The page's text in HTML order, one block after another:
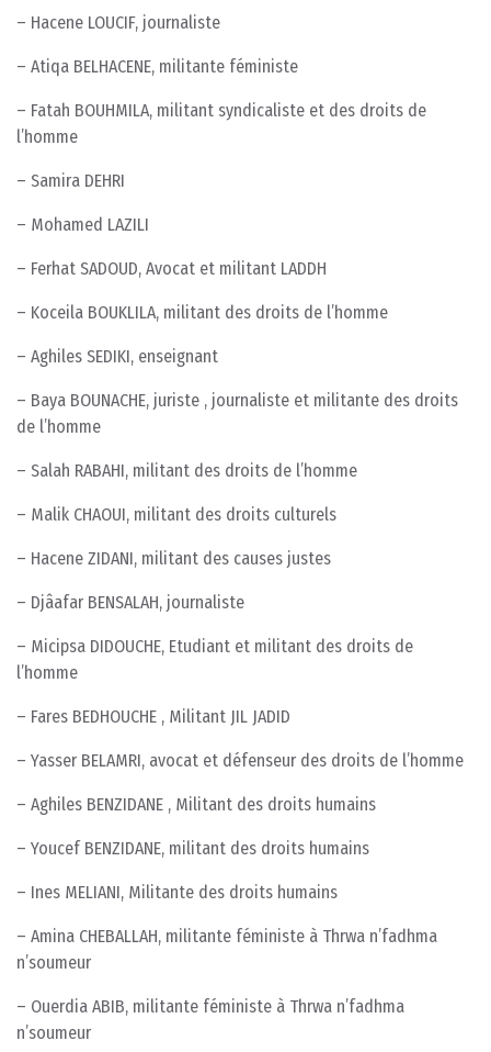
– Hacene LOUCIF, journaliste
– Atiqa BELHACENE, militante féministe
– Fatah BOUHMILA, militant syndicaliste et des droits de
l’homme
– Samira DEHRI
– Mohamed LAZILI
– Ferhat SADOUD, Avocat et militant LADDH
– Koceila BOUKLILA, militant des droits de l’homme
– Aghiles SEDIKI, enseignant
– Baya BOUNACHE, juriste , journaliste et militante des droits
de l’homme
– Salah RABAHI, militant des droits de l’homme
– Malik CHAOUI, militant des droits culturels
– Hacene ZIDANI, militant des causes justes
– Djâafar BENSALAH, journaliste
– Micipsa DIDOUCHE, Etudiant et militant des droits de
l’homme
– Fares BEDHOUCHE , Militant JIL JADID
– Yasser BELAMRI, avocat et défenseur des droits de l’homme
– Aghiles BENZIDANE , Militant des droits humains
– Youcef BENZIDANE, militant des droits humains
– Ines MELIANI, Militante des droits humains
– Amina CHEBALLAH, militante féministe à Thrwa n’fadhma
n’soumeur
– Ouerdia ABIB, militante féministe à Thrwa n’fadhma
n’soumeur